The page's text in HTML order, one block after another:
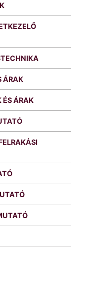
ÁRAK
ÉS ÁRAK